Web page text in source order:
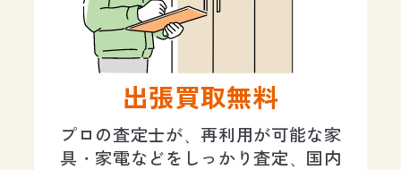
出張買取無料
プロの査定士が、再利用が可能な家
具・家電などをしっかり査定、国内